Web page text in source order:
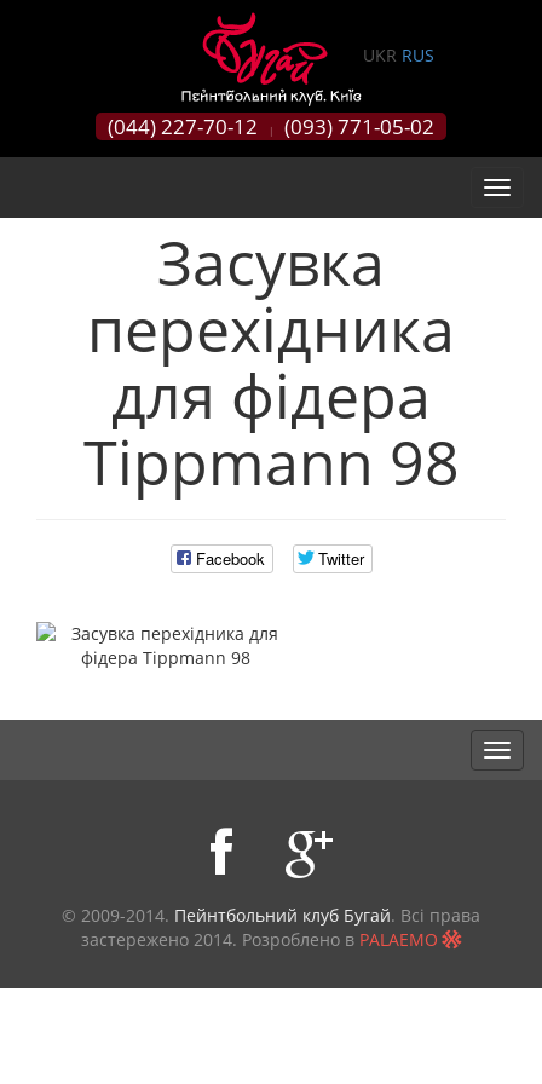
UKR RUS
(044) 227-70-12 | (093) 771-05-02
Засувка
перехідника
для фідера
Tippmann 98
Facebook Twitter
© 2009-2014. Пейнтбольний клуб Бугай. Всі права
застережено 2014. Розроблено в PALAEMO